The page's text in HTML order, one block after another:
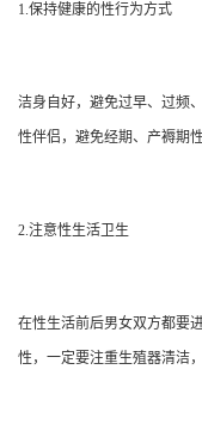
1.保持健康的性行为方式
洁身自好，避免过早、过频
性伴侣，避免经期、产褥期
2.注意性生活卫生
在性生活前后男女双方都要
性，一定要注重生殖器清洁